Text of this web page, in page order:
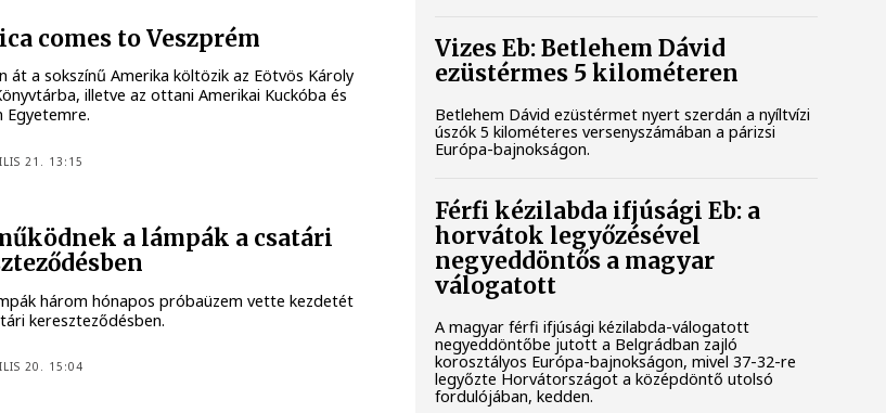
comes to Veszprém
át a sokszínű Amerika költözik az Eötvös Károly
illetve az ottani Amerikai Kuckóba és
Egyetemre.
21. 13:15
a lámpák a csatári
három hónapos próbaüzem vette kezdetét
kereszteződésben.
20. 15:04
Vizes Eb: Betlehem Dávid
ezüstérmes 5 kilométeren
Betlehem Dávid ezüstérmet nyert szerdán a nyíltvízi
úszók 5 kilométeres versenyszámában a párizsi
Európa-bajnokságon.
Férfi kézilabda ifjúsági Eb: a
horvátok legyőzésével
negyeddöntős a magyar
válogatott
A magyar férfi ifjúsági kézilabda-válogatott
negyeddöntőbe jutott a Belgrádban zajló
korosztályos Európa-bajnokságon, mivel 37-32-re
legyőzte Horvátországot a középdöntő utolsó
fordulójában, kedden.